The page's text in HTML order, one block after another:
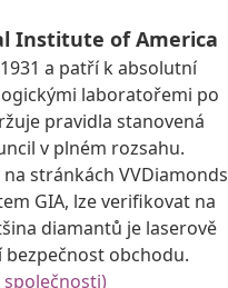
Institute of America
a patří k absolutní
laboratořemi po
pravidla stanovená
v plném rozsahu.
stránkách VVDiamonds
GIA, lze verifikovat na
diamantů je laserově
bezpečnost obchodu.